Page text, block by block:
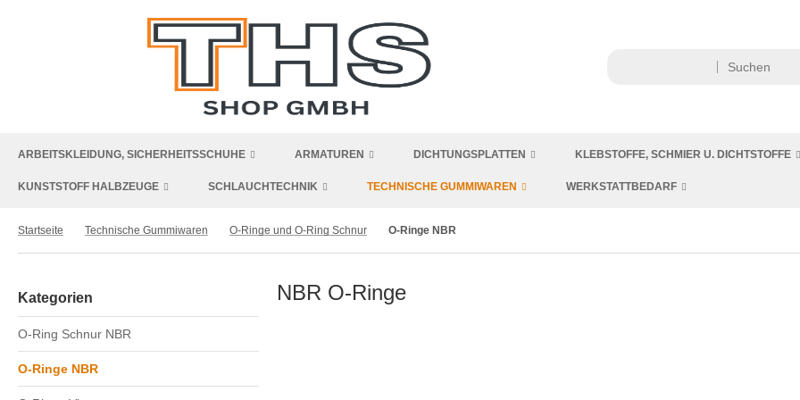
ARBEITSKLEIDUNG, SICHERHEITSSCHUHE ARMATUREN DICHTUNGSPLATTEN KLEBSTOFFE, SCHMIER U. DICHTSTOFFE
KUNSTSTOFF HALBZEUGE SCHLAUCHTECHNIK TECHNISCHE GUMMIWAREN WERKSTATTBEDARF
Startseite Technische Gummiwaren O-Ringe und O-Ring Schnur O-Ringe NBR
Kategorien
O-Ring Schnur NBR
O-Ringe NBR
NBR O-Ringe